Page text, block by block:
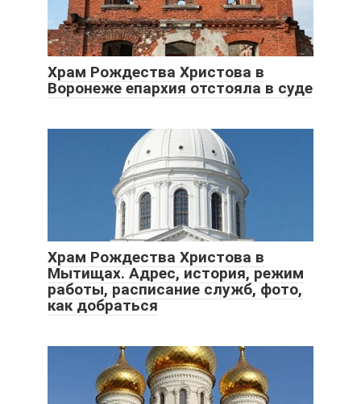
Храм Рождества Христова в
Воронеже епархия отстояла в суде
Храм Рождества Христова в
Мытищах. Адрес, история, режим
работы, расписание служб, фото,
как добраться